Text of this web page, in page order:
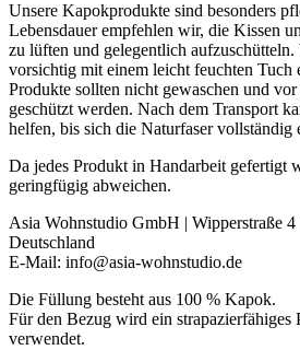
Unsere Kapokprodukte sind besonders
Lebensdauer empfehlen wir, die Kissen
zu lüften und gelegentlich
vorsichtig mit einem leicht feuchten Tuch
Produkte sollten nicht gewaschen und
geschützt werden. Nach dem Transport
helfen, bis sich die Naturfaser vollständig
Da jedes Produkt in Handarbeit gefertigt
geringfügig abweichen.
Asia Wohnstudio GmbH | Wipperstraße 4
Deutschland
E-Mail: info@asia-wohnstudio.de
Die Füllung besteht aus 100 % Kapok.
Für den Bezug wird ein strapazierfähiges
verwendet.